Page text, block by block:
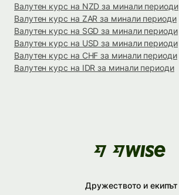
Валутен курс на NZD за минали периоди
Валутен курс на ZAR за минали периоди
Валутен курс на SGD за минали периоди
Валутен курс на USD за минали периоди
Валутен курс на CHF за минали периоди
Валутен курс на IDR за минали периоди
Дружеството и екипът